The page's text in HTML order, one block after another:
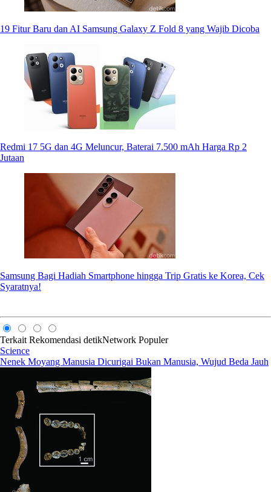
19 Fitur Baru dan AI Samsung Galaxy Z Fold 8 yang Wajib Dicoba
Redmi 17 5G dan 4G Meluncur, Baterai 7.500 mAh Harga Rp 2
Jutaan
Samsung Bagi Hadiah Smartphone hingga Trip Gratis ke Korea, Cek
Syaratnya!
Terkait Rekomendasi detikNetwork Populer
Science
Nenek Moyang Manusia Dicurigai Bukan Manusia, Wujud Beda Jauh